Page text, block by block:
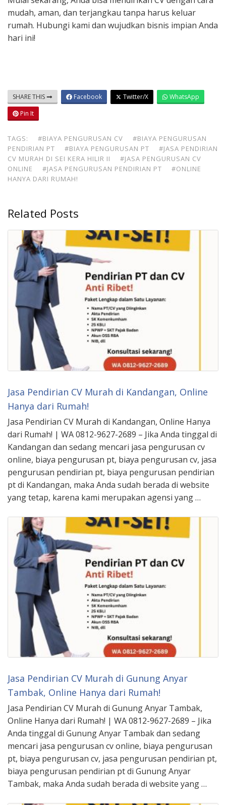
mudah, aman, dan terjangkau tanpa harus keluar
rumah. Hubungi kami dan wujudkan bisnis impian Anda
hari ini!
SHARE THIS Facebook Twitter/X
WhatsApp
Pin It
TAGS: #BIAYA PENGURUSAN CV
#BIAYA PENGURUSAN
PENDIRIAN PT
#BIAYA PENGURUSAN PT
#JASA PENDIRIAN
CV MURAH DI SEI KERA HILIR II
#JASA PENGURUSAN CV
ONLINE
#JASA PENGURUSAN PENDIRIAN PT
#ONLINE
HANYA DARI RUMAH!
Related Posts
Jasa Pendirian CV Murah di Kandangan, Online
Hanya dari Rumah!
Jasa Pendirian CV Murah di Kandangan, Online Hanya
dari Rumah! | WA 0812-9627-2689 – Jika Anda tinggal di
Kandangan dan sedang mencari jasa pengurusan cv
online, biaya pengurusan pt, biaya pengurusan cv, jasa
pengurusan pendirian pt, biaya pengurusan pendirian
pt di Kandangan, maka Anda sudah berada di website
yang tetap, karena kami merupakan agensi yang …
Jasa Pendirian CV Murah di Gunung Anyar
Tambak, Online Hanya dari Rumah!
Jasa Pendirian CV Murah di Gunung Anyar Tambak,
Online Hanya dari Rumah! | WA 0812-9627-2689 – Jika
Anda tinggal di Gunung Anyar Tambak dan sedang
mencari jasa pengurusan cv online, biaya pengurusan
pt, biaya pengurusan cv, jasa pengurusan pendirian pt,
biaya pengurusan pendirian pt di Gunung Anyar
Tambak, maka Anda sudah berada di website yang …